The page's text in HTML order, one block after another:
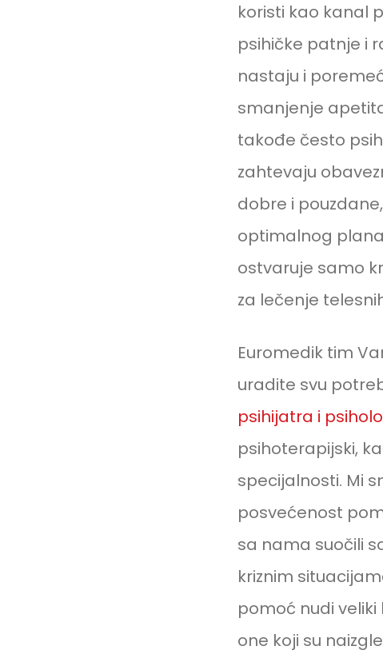
koristi kao kanal
psihičke patnje i
nastaju i
smanjenje
takođe često
zahtevaju
dobre i
optimalnog
ostvaruje samo
za lečenje
Euromedik tim
uradite svu
psihijatra i
psihoterapijski,
specijalnosti. Mi
posvećenost
sa nama suočili
kriznim
pomoć nudi
one koji su